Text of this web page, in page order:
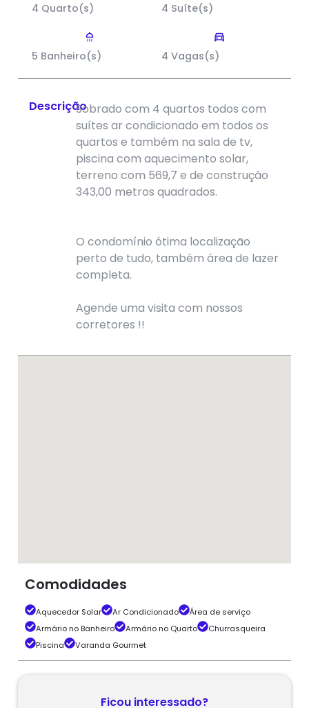
4 Quarto(s) 4 Suíte(s)
5 Banheiro(s) 4 Vagas(s)
DescriçãoSobrado com 4 quartos todos com
suítes ar condicionado em todos os
quartos e também na sala de tv,
piscina com aquecimento solar,
terreno com 569,7 e de construção
343,00 metros quadrados.
O condomínio ótima localização
perto de tudo, também área de lazer
completa.
Agende uma visita com nossos
corretores !!
Comodidades
Aquecedor Solar Ar Condicionado
Área de serviço
Armário no Banheiro
Armário no Quarto
Churrasqueira
Piscina
Varanda Gourmet
Ficou interessado?